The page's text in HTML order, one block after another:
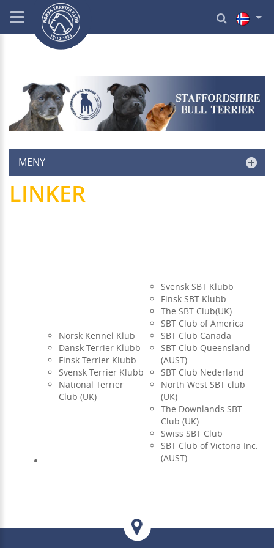
MENY
LINKER
Norsk Kennel Klub
Dansk Terrier Klubb
Finsk Terrier Klubb
Svensk Terrier Klubb
National Terrier
Club (UK)
Svensk SBT Klubb
Finsk SBT Klubb
The SBT Club(UK)
SBT Club of America
SBT Club Canada
SBT Club Queensland
(AUST)
SBT Club Nederland
North West SBT club
(UK)
The Downlands SBT
Club (UK)
Swiss SBT Club
SBT Club of Victoria Inc.
(AUST)